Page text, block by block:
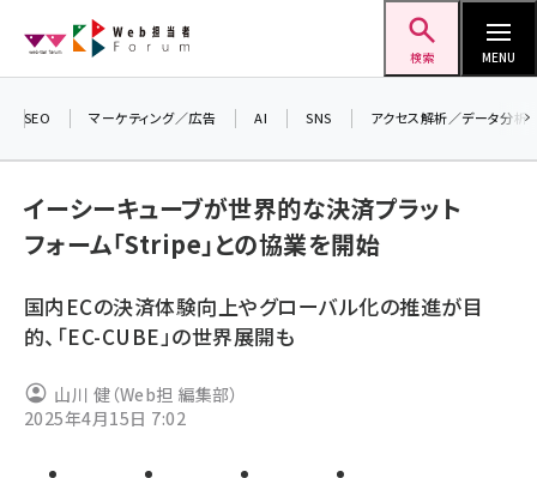
ン
検索 MENU
ai (2807)
note (2312)
SEO マーケティング／広告 AI SNS アクセス解析／データ分析
イーシーキューブが世界的な決済プラット
フォーム「Stripe」との協業を開始
国内ECの決済体験向上やグローバル化の推進が目
的、「EC-CUBE」の世界展開も
山川 健（Web担 編集部）
2025年4月15日 7:02
＼ 8
生成